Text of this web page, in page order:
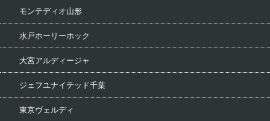
モンテディオ山形
水戸ホーリーホック
大宮アルディージャ
ジェフユナイテッド千葉
東京ヴェルディ